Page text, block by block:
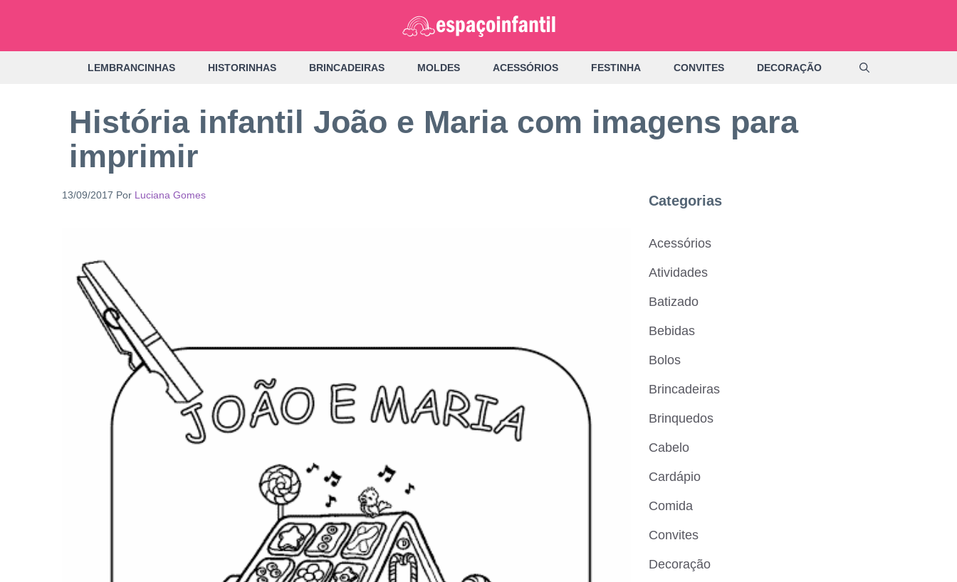
LEMBRANCINHAS HISTORINHAS BRINCADEIRAS MOLDES ACESSÓRIOS FESTINHA CONVITES DECORAÇÃO
História infantil João e Maria com imagens para
imprimir
13/09/2017 Por Luciana Gomes Categorias
Acessórios
Atividades
Batizado
Bebidas
Bolos
Brincadeiras
Brinquedos
Cabelo
Cardápio
Comida
Convites
Decoração